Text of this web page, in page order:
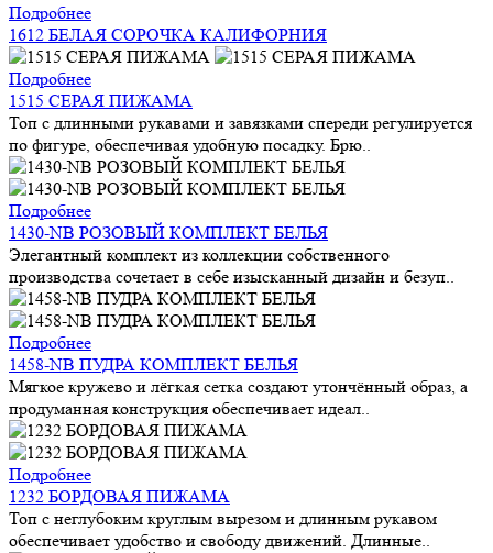
Подробнее
1612 БЕЛАЯ СОРОЧКА КАЛИФОРНИЯ
Подробнее
1515 СЕРАЯ ПИЖАМА
Топ с длинными рукавами и завязками спереди регулируется
по фигуре, обеспечивая удобную посадку. Брю..
Подробнее
1430-NB РОЗОВЫЙ КОМПЛЕКТ БЕЛЬЯ
Элегантный комплект из коллекции собственного
производства сочетает в себе изысканный дизайн и безуп..
Подробнее
1458-NB ПУДРА КОМПЛЕКТ БЕЛЬЯ
Мягкое кружево и лёгкая сетка создают утончённый образ, а
продуманная конструкция обеспечивает идеал..
Подробнее
1232 БОРДОВАЯ ПИЖАМА
Топ с неглубоким круглым вырезом и длинным рукавом
обеспечивает удобство и свободу движений. Длинные..